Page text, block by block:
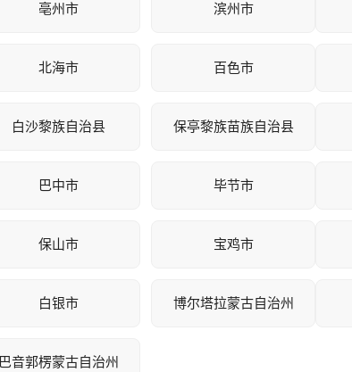
亳州市 滨州市
北海市 百色市
白沙黎族自治县 保亭黎族苗族自治县
巴中市 毕节市
保山市 宝鸡市
白银市 博尔塔拉蒙古自治州
巴音郭楞蒙古自治州